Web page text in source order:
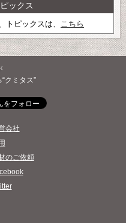
ックス
トピックスは、 こちら
クミタス”
会社
のご依頼